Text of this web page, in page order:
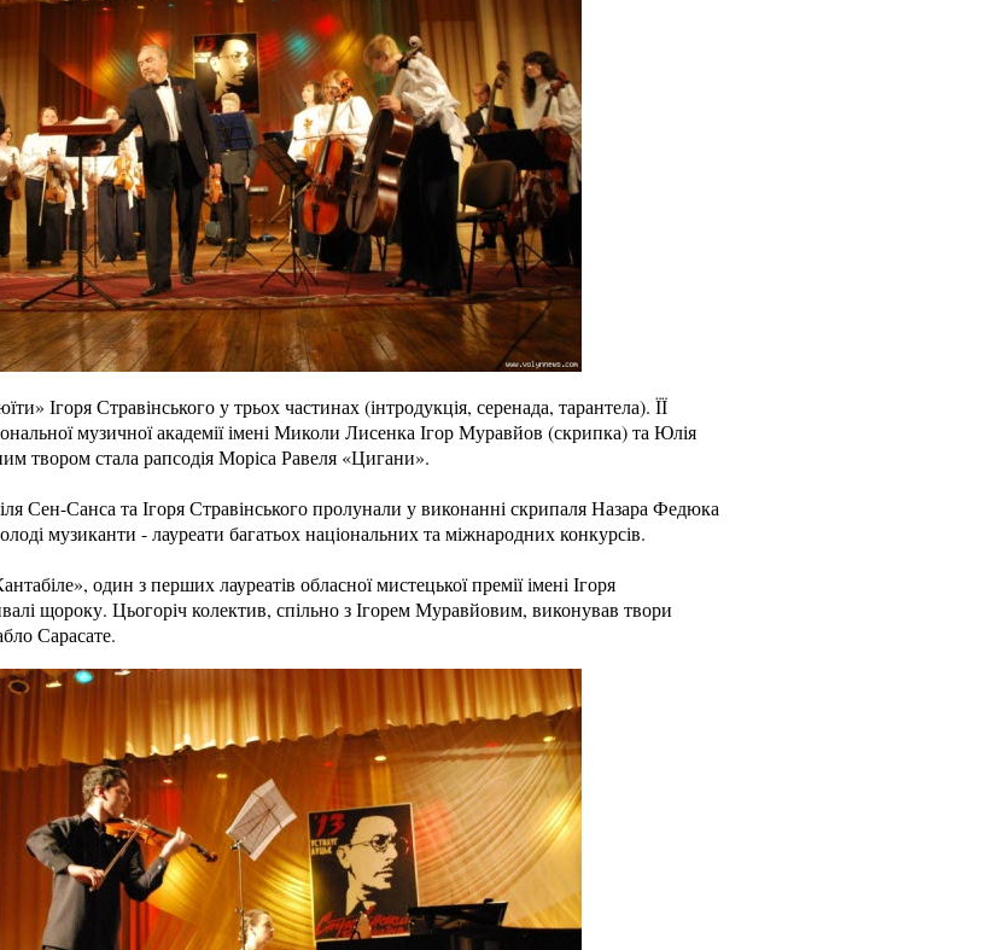
Ігоря Стравінського у трьох частинах (інтродукція, серенада, тарантела). ЇЇ
музичної академії імені Миколи Лисенка Ігор Муравйов (скрипка) та Юлія
твором стала рапсодія Моріса Равеля «Цигани».
Сен-Санса та Ігоря Стравінського пролунали у виконанні скрипаля Назара Федюка
музиканти - лауреати багатьох національних та міжнародних конкурсів.
один з перших лауреатів обласної мистецької премії імені Ігоря
щороку. Цьогоріч колектив, спільно з Ігорем Муравйовим, виконував твори
Сарасате.